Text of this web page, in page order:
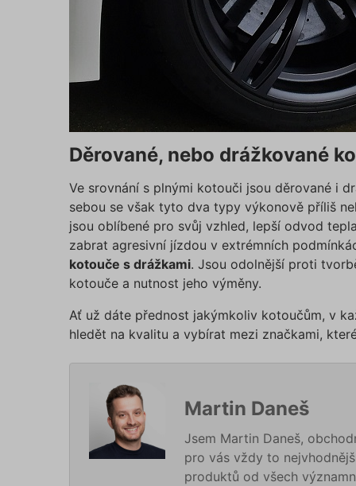
Děrované, nebo drážkované
Ve srovnání s plnými kotouči jsou děrované i
sebou se však tyto dva typy výkonově příliš
jsou oblíbené pro svůj vzhled, lepší odvod
zabrat agresivní jízdou v extrémních
kotouče s drážkami. Jsou odolnější proti
kotouče a nutnost jeho výměny.
Ať už dáte přednost jakýmkoliv kotoučům, v
hledět na kvalitu a vybírat mezi značkami,
Martin Daneš
Jsem Martin Daneš,
pro vás vždy to
produktů od všech
cookies